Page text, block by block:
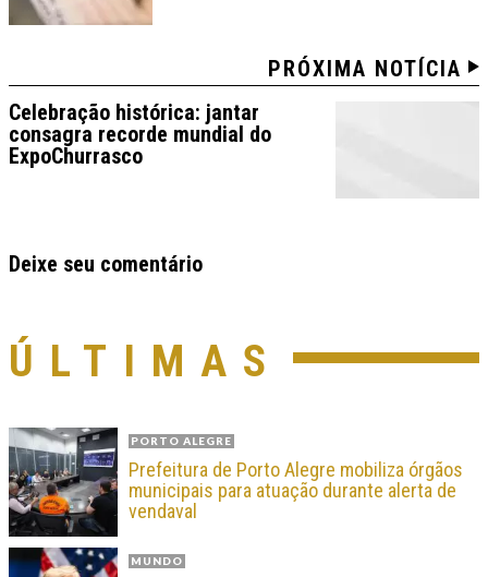
PRÓXIMA NOTÍCIA
Celebração histórica: jantar
consagra recorde mundial do
ExpoChurrasco
Deixe seu comentário
ÚLTIMAS
PORTO ALEGRE
Prefeitura de Porto Alegre mobiliza órgãos
municipais para atuação durante alerta de
vendaval
MUNDO